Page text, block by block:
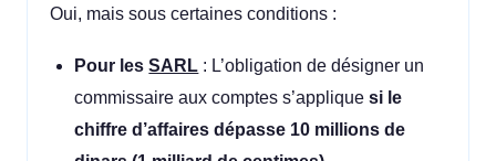
Oui, mais sous certaines conditions :
Pour lesSARL : L’obligation de désigner un
commissaire aux comptes s’appliquesi le
chiffre d’affaires dépasse 10 millions de